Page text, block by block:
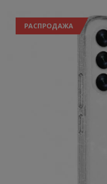
РАСПРОДАЖА